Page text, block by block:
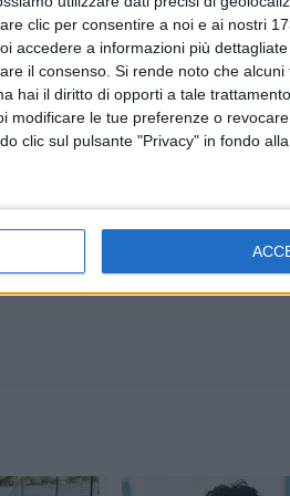
clic per consentire a noi e ai nostri
accedere a informazioni più
il consenso. Si rende noto che
hai il diritto di opporti a tale
modificare le tue preferenze o
clic sul pulsante "Privacy" in fondo alla
in azione di gioco -> MARQUEZ
presidente della Fidelis Andria
Luca Vallarella